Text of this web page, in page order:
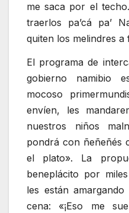
me saca por el
traerlos pa’cá pa’
quiten los melindres
El programa de
gobierno namibio
mocoso
envíen, les
nuestros niños
pondrá con ñeñeñés
el plato». La
beneplácito por
les están
cena: «¡Eso me